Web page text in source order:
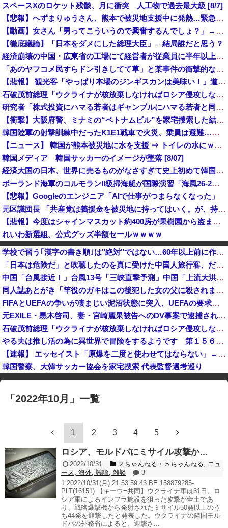
スペースXのロケット残骸、月に衝突 人工物で過去最大級 [8/7]
【悲報】へずまりゅうさん、熊本で被災地支援中に発熱…緊急点滴で回復・・・・・・・・・他
【動画】女さん「男ってこういうので興奮するんでしょ？」→何かがおかしいｗｗｗｗ
【徹底議論】「日本をダメにした総理大臣」←結局誰だと思う？
経済崩壊の中国・広東省の工場にて経営者が従業員に半年以上給料未払いした挙句高飛び。工場は空っぽに
「あのヤフコメ民すらドン引きしてて草」と某事件の衝撃的な公判が話題に、なんか変な力が働いてんのかってくらい……
【悲報】 観光客「やっぱり本場のジンギスカンは美味い！」道民ワイ「ぷっｗｗｗｗ」
石破茂前総理「ウクライナが核放棄しなければロシア侵攻しなかった」！
研究者「株式投資にハマる若者はギャンブルにハマる若者と同じ傾向がある」
【衝撃】大阪府警、ミナミの“ベトナムビル”を家宅捜索した結果・・・・・・
韓国陸軍の射撃訓練中だったK1E1戦車で火災、乗員は避難…エンジンルーム付近から出火！
【ニュース】 韓国が熊本被災地に水を支援 ⇒ トイレの水にｗｗｗｗｗｗｗ
韓国メディア 韓国サッカーのイメージが墜落 [8/07]
経済大国の日本、世界に売るものがなさすぎて史上初めて韓国台湾に輸出額抜かされ
ポーランド海軍のコルモランII級掃海艇が国際演習「海風26-2」に参加！
【悲報】Googleのエンジニア「AIで仕事がつまらなくなった」
元区議団長 「共産党は義援金を被災地に持ってはいく。が、持って行った先で党の活動のために使う」 日本共産党「事実ではありません」
【悲報】今度はシャインマスカット約400房が果樹園から盗まれる 参議院議員「日本人ではないと思う」
れいわ新選組、公式グッズ半額セールｗｗｗｗ
あまりにも酷すぎる出来でバカにされまくったアニメ『ワンダンス』、原作者本人が手書きアニメを投稿した結果・・・ｗｗｗｗｗｗ
SES10年目のワイ、転職するか迷う
【悲報】集英社オンライン、1人のシャドウボクシング（43億注文）によって長期間業務を妨害され続けていた模様・・・
学校で習う｢漢字の書き順｣は"絶対"ではない…60年以上前に作られた文部省の｢手びき｣が基準となったワケ
「日本は危険だ」と吹聴したのを真に受けた中国人旅行客、だが代替旅行先が日本ほど安全ではなかった結果……
中国「台風接近！」台風13号「三峡直撃予測」中国「上流大洪水！（三峡上流」中国都市「8/5の映像（動画」三峡ダム「緊急放流（決壊危機」中国「下流大水害（震え声」→
同人誌あとがき「竿役のガキはこの後犯した女の父に殺されます」
FIFAとUEFAの争いが凄まじい泥沼状態に突入、UEFAの要求を呑んだFIFAだったがUEFA側は強硬姿勢を崩さず……
元EXILE・黒木啓司、妻・宮崎麗果被告へのDV事案で逮捕されていた 宮崎は全身打撲、頭部裂傷及び打撲、頸部損傷の怪我 #芸能 | 脱税とDV
石破茂前総理「ウクライナが核放棄しなければロシア侵攻しなかった」！
やる夫は推し活の為に異世界で冒険をするようです 第１５６話 その２
【速報】 エッセイスト「原爆を二度と使わせてはならない」→リプ「もちろん中国の核も非難する？」→即ブロック
韓国警察、大韓サッカー協会を家宅捜索 代表監督選考巡り
一部のコンテンツが表示されなくなったり、サイト全体のレイアウトが崩れ
たりする場合があります。
「 2022年10月 」 一覧
1 2 3 4 5
ロシア、モルドバにミサイル攻撃か…
2022/10/31 ２ちゃんねる・５ちゃんねる
ニュ
ース
海外 議論 雑談
3
1 2022/10/31(月) 21:53:59.43 BE:158879285-
PLT(16151) 【キーウ=共同】ウクライナ軍は31日、ロ
シア軍によるインフラ施設を狙った攻撃が全土であ
り、戦略爆撃機から発射されたミサイル50発以上のう
ち44発を迎撃したと発表した。ウクライナの隣国モル
ドバの外務省によると、迎撃さ...